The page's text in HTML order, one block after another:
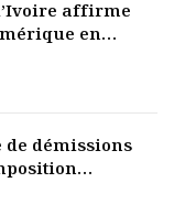
affirme
en
de démissions